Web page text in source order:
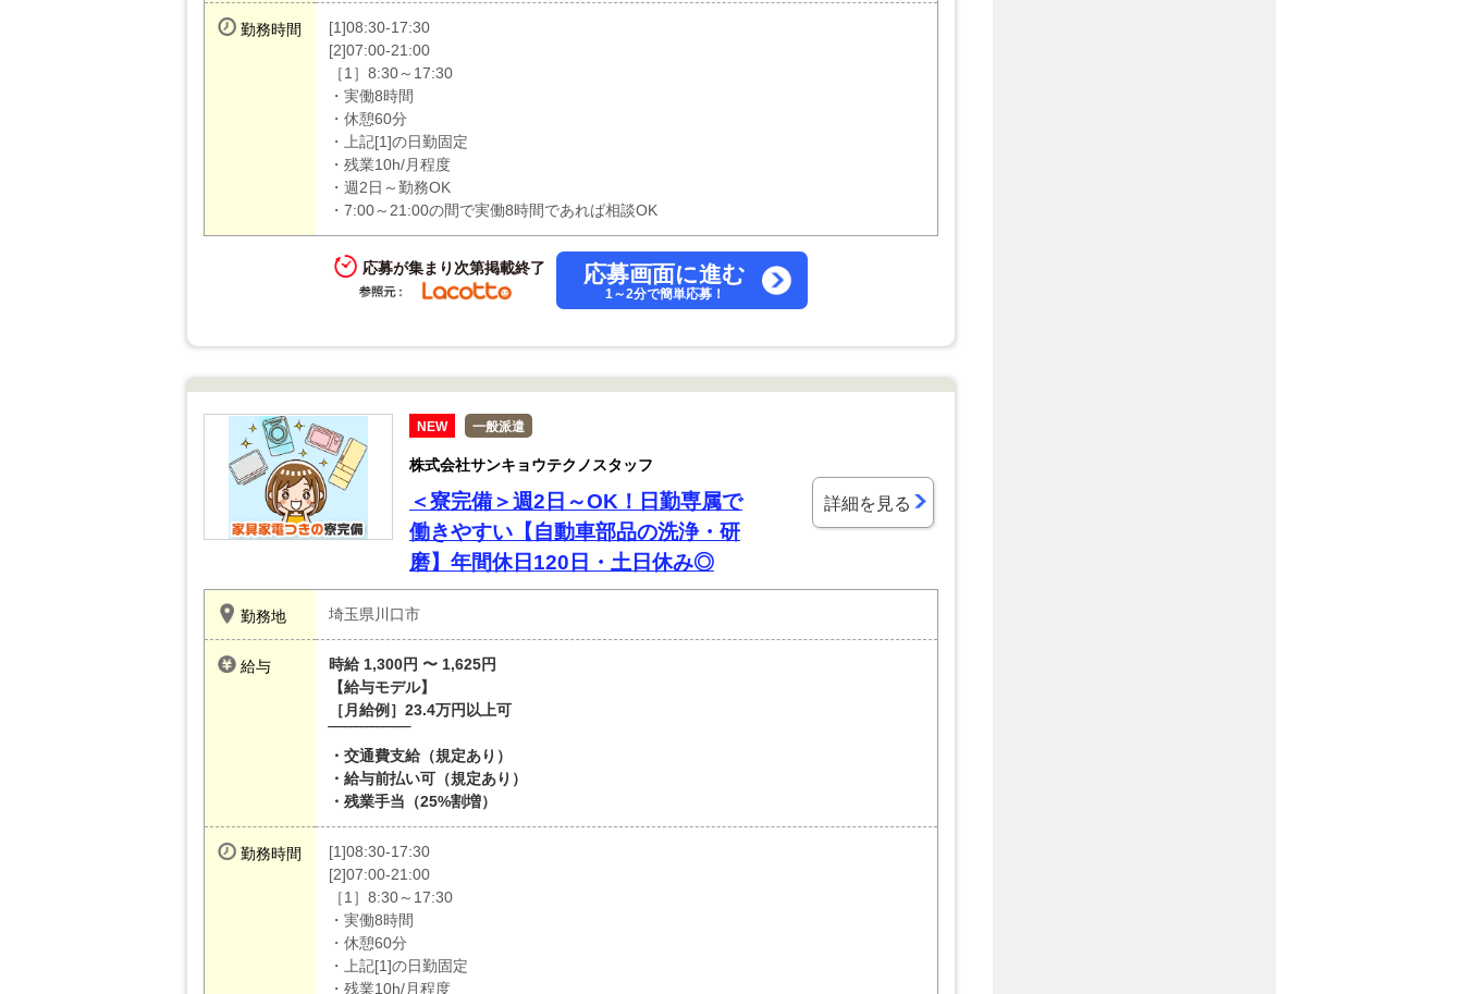
勤務時間
[1]08:30-17:30
[2]07:00-21:00
［1］8:30～17:30
・実働8時間
・休憩60分
・上記[1]の日勤固定
・残業10h/月程度
・週2日～勤務OK
・7:00～21:00の間で実働8時間であれば相談OK
応募が集まり次第掲載終了 応募画面に進む
1～2分で簡単応募！
NEW 一般派遣
株式会社サンキョウテクノスタッフ
＜寮完備＞週2日～OK！日勤専属で
働きやすい【自動車部品の洗浄・研
磨】年間休日120日・土日休み◎
勤務地 埼玉県川口市
給与
時給 1,300円 〜 1,625円
【給与モデル】
［月給例］23.4万円以上可
‾‾‾‾‾‾‾‾‾‾‾‾‾‾‾
・交通費支給（規定あり）
・給与前払い可（規定あり）
・残業手当（25%割増）
勤務時間
[1]08:30-17:30
[2]07:00-21:00
［1］8:30～17:30
・実働8時間
・休憩60分
・上記[1]の日勤固定
・残業10h/月程度
詳細を見る